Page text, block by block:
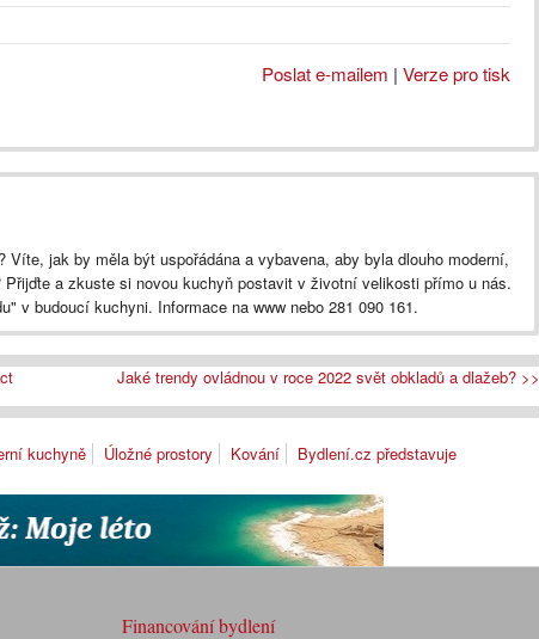
Poslat e-mailem | Verze pro tisk
Víte, jak by měla být uspořádána a vybavena, aby byla dlouho moderní,
Přijďte a zkuste si novou kuchyň postavit v životní velikosti přímo u nás.
v budoucí kuchyni. Informace na www nebo 281 090 161.
Jaké trendy ovládnou v roce 2022 svět obkladů a dlažeb? >>
kuchyně Úložné prostory Kování Bydlení.cz představuje
Financování bydlení